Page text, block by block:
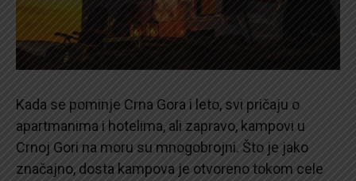
Kada se pominje Crna Gora i leto, svi pričaju o
apartmanima i hotelima, ali zapravo, kampovi u
Crnoj Gori na moru su mnogobrojni. Što je jako
značajno, dosta kampova je otvoreno tokom cele